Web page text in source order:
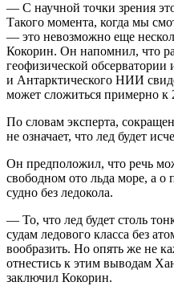
— С научной точки зрения
Такого момента, когда мы
— это невозможно еще
Кокорин. Он напомнил, что
геофизической
и Антарктического НИИ
может сложиться примерно к
По словам эксперта,
не означает, что лед будет
Он предположил, что речь
свободном ото льда море, а
судно без ледокола.
— То, что лед будет столь
судам ледового класса без
вообразить. Но опять же не
отнестись к этим выводам
заключил Кокорин.